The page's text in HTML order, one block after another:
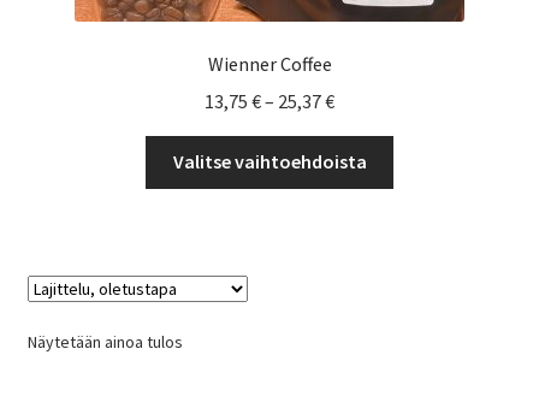
Wienner Coffee
13,75 €– 25,37€Hintaluokka:
-
25,37 €
Valitse vaihtoehdoista
Näytetään ainoa tulos